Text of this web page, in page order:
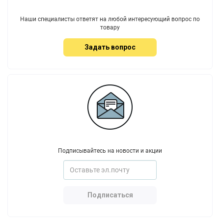
Наши специалисты ответят на любой интересующий вопрос по
товару
Задать вопрос
Подписывайтесь на новости и акции
Подписаться